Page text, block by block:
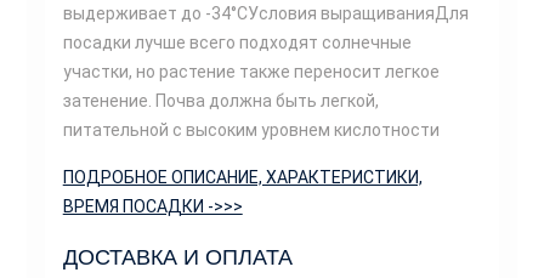
выдерживает до -34°CУсловия выращиванияДля
посадки лучше всего подходят солнечные
участки, но растение также переносит легкое
затенение. Почва должна быть легкой,
питательной с высоким уровнем кислотности
ПОДРОБНОЕ ОПИСАНИЕ, ХАРАКТЕРИСТИКИ,
ВРЕМЯ ПОСАДКИ ->>>
ДОСТАВКА И ОПЛАТА